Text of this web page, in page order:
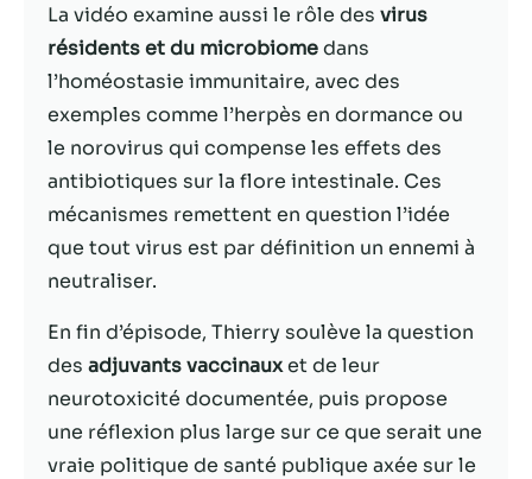
La vidéo examine aussi le rôle des virus
résidents et du microbiomedans
l’homéostasie immunitaire, avec des
exemples comme l’herpès en dormance ou
le norovirus qui compense les effets des
antibiotiques sur la flore intestinale. Ces
mécanismes remettent en question l’idée
que tout virus est par définition un ennemi à
neutraliser.
En fin d’épisode, Thierry soulève la question
des adjuvants vaccinauxet de leur
neurotoxicité documentée, puis propose
une réflexion plus large sur ce que serait une
vraie politique de santé publique axée sur le
comportement
lorsque vous
site, vous
augmentez les
chances de
contenu et des
offres
personnalisés.